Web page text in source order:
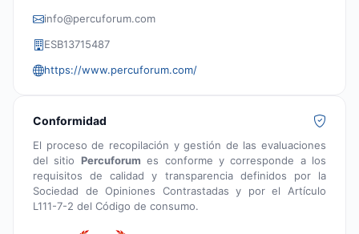
info@percuforum.com
ESB13715487
https://www.percuforum.com/
Conformidad
El proceso de recopilación y gestión de las evaluaciones
del sitio Percuforum es conforme y corresponde a los
requisitos de calidad y transparencia definidos por la
Sociedad de Opiniones Contrastadas y por el Artículo
L111-7-2 del Código de consumo.